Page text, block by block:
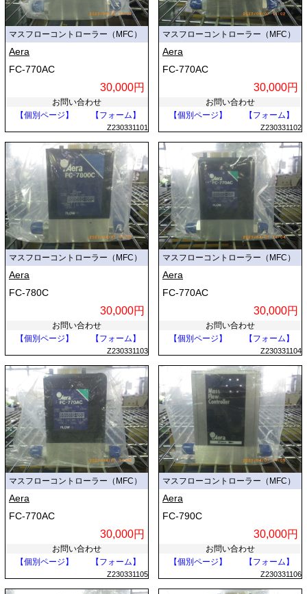
マスフローコントローラー（MFC）
Aera
FC-770AC
30,000円
お問い合わせ
【個別ページ】
【フォーム】
Z230331101
マスフローコントローラー（MFC）
Aera
FC-770AC
30,000円
お問い合わせ
【個別ページ】
【フォーム】
Z230331102
マスフローコントローラー（MFC）
Aera
FC-780C
30,000円
お問い合わせ
【個別ページ】
【フォーム】
Z230331103
マスフローコントローラー（MFC）
Aera
FC-770AC
30,000円
お問い合わせ
【個別ページ】
【フォーム】
Z230331104
マスフローコントローラー（MFC）
Aera
FC-770AC
30,000円
お問い合わせ
【個別ページ】
【フォーム】
Z230331105
マスフローコントローラー（MFC）
Aera
FC-790C
30,000円
お問い合わせ
【個別ページ】
【フォーム】
Z230331106